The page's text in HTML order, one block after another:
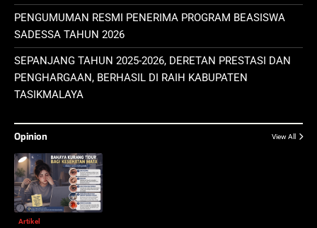
PENGUMUMAN RESMI PENERIMA PROGRAM BEASISWA
SADESSA TAHUN 2026
SEPANJANG TAHUN 2025-2026, DERETAN PRESTASI DAN
PENGHARGAAN, BERHASIL DI RAIH KABUPATEN
TASIKMALAYA
Opinion View All
Artikel